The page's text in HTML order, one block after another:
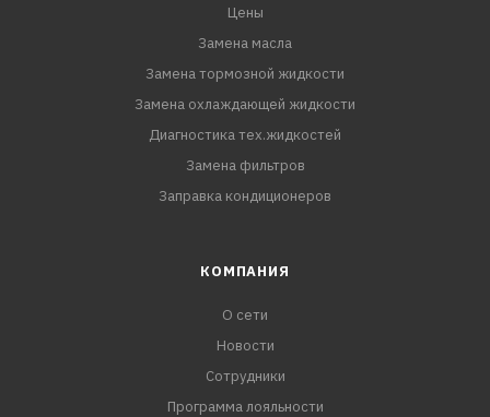
Цены
Замена масла
Замена тормозной жидкости
Замена охлаждающей жидкости
Диагностика тех.жидкостей
Замена фильтров
Заправка кондиционеров
КОМПАНИЯ
О сети
Новости
Сотрудники
Программа лояльности